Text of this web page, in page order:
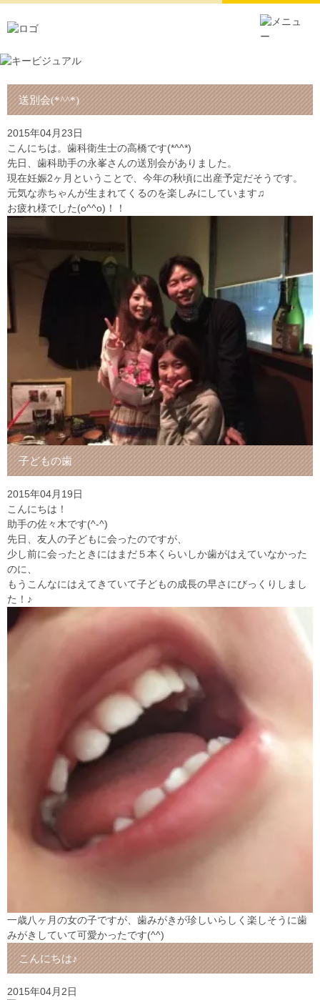
送別会(*^^*)
2015年04月23日
こんにちは。歯科衛生士の高橋です(*^^*)
先日、歯科助手の永峯さんの送別会がありました。
現在妊娠2ヶ月ということで、今年の秋頃に出産予定だそうです。
元気な赤ちゃんが生まれてくるのを楽しみにしています♫
お疲れ様でした(o^^o)！！
子どもの歯
2015年04月19日
こんにちは！
助手の佐々木です(^-^)
先日、友人の子どもに会ったのですが、
少し前に会ったときにはまだ５本くらいしか歯がはえていなかった
のに、
もうこんなにはえてきていて子どもの成長の早さにびっくりしまし
た！♪
一歳八ヶ月の女の子ですが、歯みがきが珍しいらしく楽しそうに歯
みがきしていて可愛かったです(^^)
こんにちは♪
2015年04月2日